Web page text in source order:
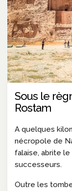
Sous le
Rostam
A quelques
nécropole de
falaise, abrite
successeurs.
Outre les